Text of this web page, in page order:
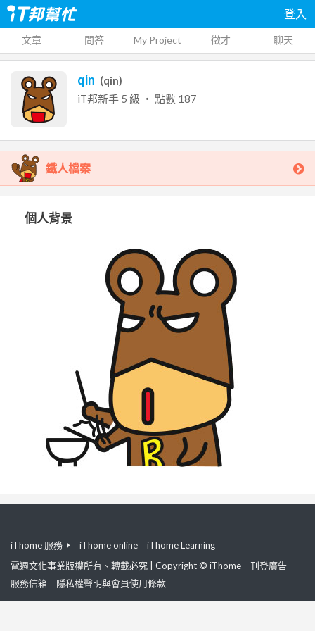
登入
文章 問答 My Project 徵才 聊天
qin (qin)
iT邦新手 5 級 ‧ 點數 187
鐵人檔案
個人背景
iThome 服務 iThome online
iThome Learning
電週文化事業版權所有、轉載必究 | Copyright © iThome
刊登廣告
服務信箱
隱私權聲明與會員使用條款